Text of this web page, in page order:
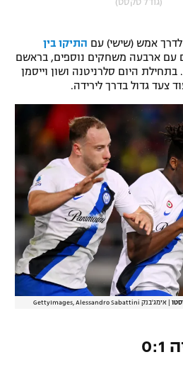
עסק
(גודל טקסט)
התיקו בין
עם ארבעה משחקים נוספים, בראשם
בתחילת היום סלרניטנה ושון וייסמן
אימג'בנק GettyImages, Alessandro Sabattini